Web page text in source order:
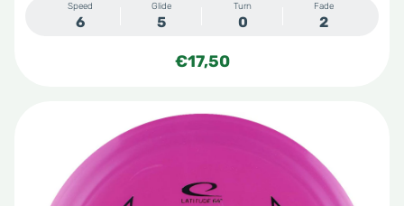
Speed
6
Glide
5
Turn
0
Fade
2
€17,50